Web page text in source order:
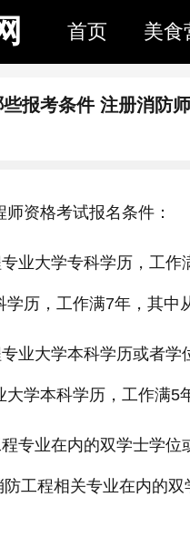
首页 美食
报考条件 注册消防
资格考试报名条件：
业大学专科学历，工
历，工作满7年，其中
业大学本科学历或者
学本科学历，工作满5
专业在内的双学士学
工程相关专业在内的